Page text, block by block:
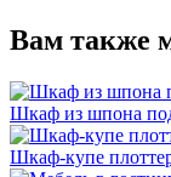
Вам также
Шкаф из шпона
Шкаф-купе